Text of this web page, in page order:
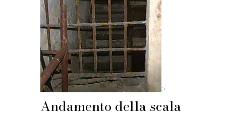
>
Andamento della scala